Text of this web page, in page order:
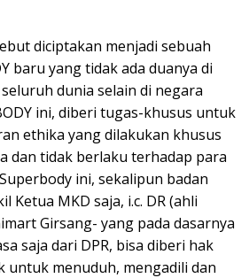
diciptakan menjadi sebuah
baru yang tidak ada duanya di
dunia selain di negara
ini, diberi tugas-khusus untuk
ethika yang dilakukan khusus
dan tidak berlaku terhadap para
ini, sekalipun badan
Ketua MKD saja, i.c. DR (ahli
Girsang- yang pada dasarnya
saja dari DPR, bisa diberi hak
untuk menuduh, mengadili dan